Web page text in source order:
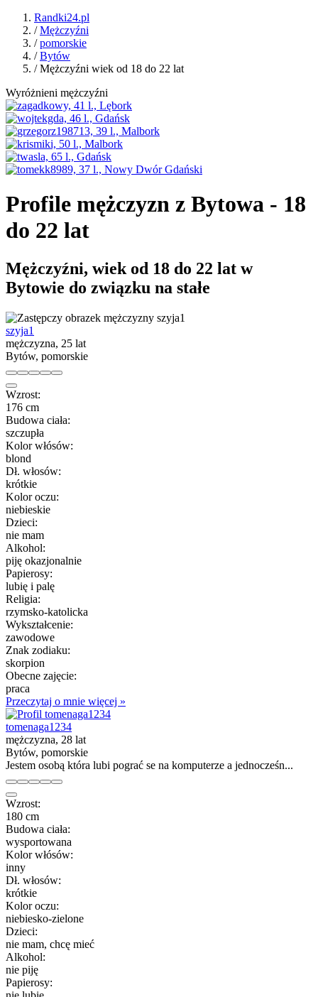
Randki24.pl
/Mężczyźni
/pomorskie
/Bytów
/ Mężczyźni wiek od 18 do 22 lat
Wyróżnieni mężczyźni
Profile mężczyzn z Bytowa - 18
do 22 lat
Mężczyźni, wiek od 18 do 22 lat w
Bytowie do związku na stałe
szyja1
mężczyzna, 25 lat
Bytów, pomorskie
Wzrost:
176 cm
Budowa ciała:
szczupła
Kolor włósów:
blond
Dł. włosów:
krótkie
Kolor oczu:
niebieskie
Dzieci:
nie mam
Alkohol:
piję okazjonalnie
Papierosy:
lubię i palę
Religia:
rzymsko-katolicka
Wykształcenie:
zawodowe
Znak zodiaku:
skorpion
Obecne zajęcie:
praca
Przeczytaj o mnie więcej »
tomenaga1234
mężczyzna, 28 lat
Bytów, pomorskie
Jestem osobą która lubi pograć se na komputerze a jednocześn...
Wzrost:
180 cm
Budowa ciała:
wysportowana
Kolor włósów:
inny
Dł. włosów:
krótkie
Kolor oczu:
niebiesko-zielone
Dzieci:
nie mam, chcę mieć
Alkohol:
nie piję
Papierosy: